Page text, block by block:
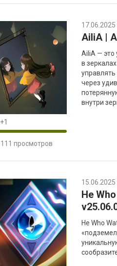
+1
111 просмотров
17.06.2025
AiliA |
AiliA — это
в
через
внутри
15.06.2025
He
He Who